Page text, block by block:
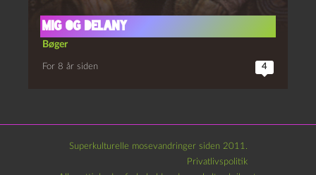
MIG OG DELANY
Bøger
For 8 år siden 4
Superkulturelle mosevandringer siden 2011.
Privatlivspolitik